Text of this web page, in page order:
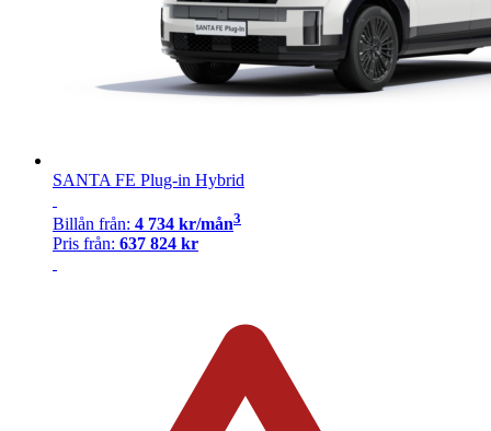
SANTA FE Plug-in Hybrid
Billån från: 4 734 kr/mån3
Pris från: 637 824 kr